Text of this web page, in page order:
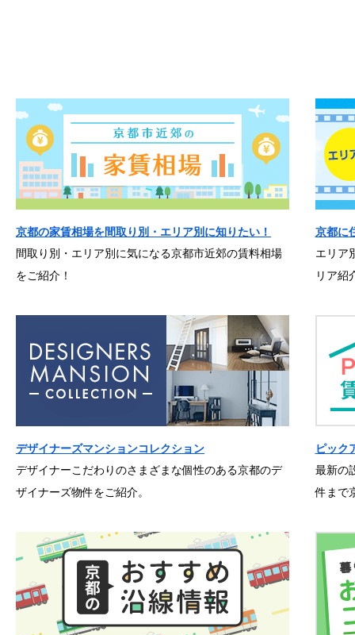
京都の家賃相場を間取り別・エリア別に知りたい！
間取り別・エリア別に気になる京都市近郊の賃料相場
をご紹介！
京都に
エリア
リア紹
デザイナーズマンションコレクション
デザイナーこだわりのさまざまな個性のある京都のデ
ザイナーズ物件をご紹介。
ピック
最新の
件まで